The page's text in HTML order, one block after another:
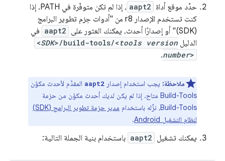
حدِّد موقع أداة aapt2
، إذا لم تكن متوفّرة في PATH. إذا
كنت تستخدم الإصدار r8 من "أدوات حِزم تطوير البرامج
(SDK)" أو إصدارًا أحدث، يمكنك العثور على
aapt2 في
الدليل
<SDK>/build-tools/<tools version
number>
.
ملاحظة: يجب استخدام إصدار aapt2 المقدَّم لأحدث مكوّن
Build-Tools متاح. إذا لم يكن لديك أحدث مكوّن من حزمة
Build-Tools، نزِّله باستخدام
مدير حزمة تطوير البرامج (SDK)
لنظام التشغيل Android
.
يمكنك تشغيل aapt2 باستخدام بنية الجملة التالية: